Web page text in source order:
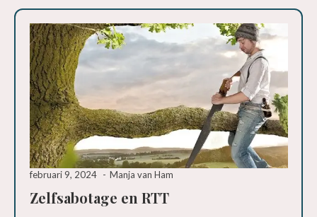
Zelfsabotage en RTT
februari 9, 2024 Manja van Ham